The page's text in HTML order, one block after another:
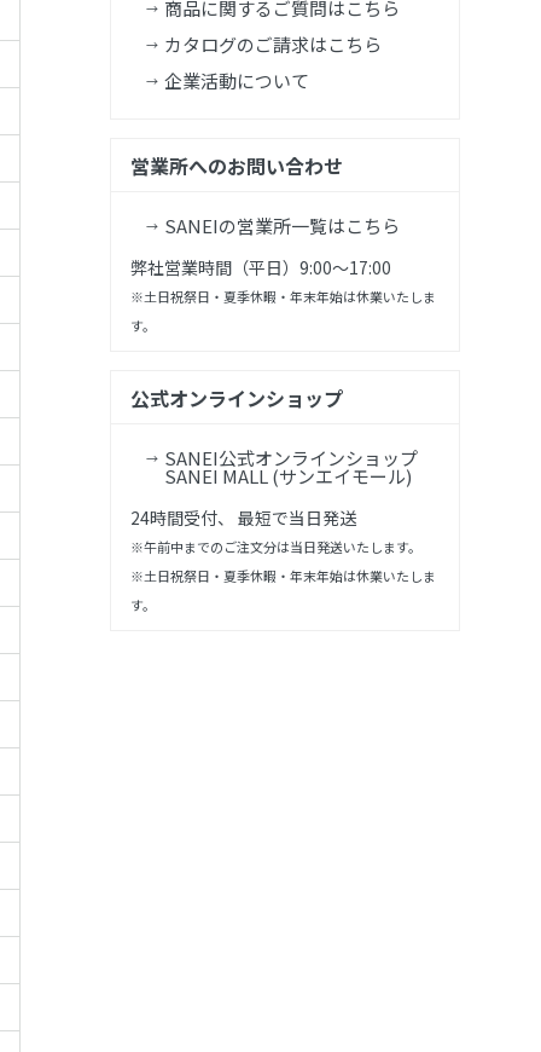
商品に関するご質問はこちら
カタログのご請求はこちら
企業活動について
営業所へのお問い合わせ
SANEIの営業所一覧はこちら
弊社営業時間（平日）9:00～17:00
※土日祝祭日・夏季休暇・年末年始は休業いたしま
す。
公式オンラインショップ
SANEI公式オンラインショップ
SANEI MALL (サンエイモール)
24時間受付、 最短で当日発送
※午前中までのご注文分は当日発送いたします。
※土日祝祭日・夏季休暇・年末年始は休業いたしま
す。